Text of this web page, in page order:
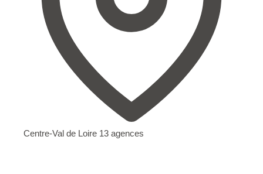
Centre-Val de Loire 13 agences